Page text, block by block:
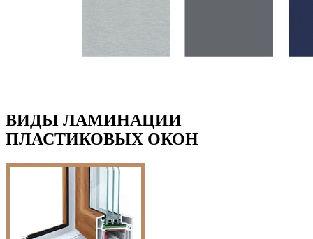
ВИДЫ ЛАМИНАЦИИ
ПЛАСТИКОВЫХ ОКОН